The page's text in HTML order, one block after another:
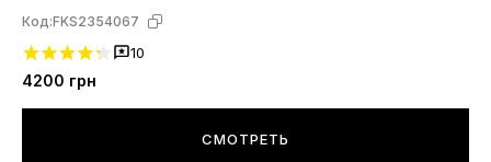
Код:FKS2354067
10
4200 грн
СМОТРЕТЬ